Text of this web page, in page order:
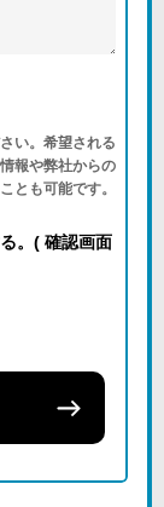
い。希望される
報や弊社からの
とも可能です。
。( 確認画面